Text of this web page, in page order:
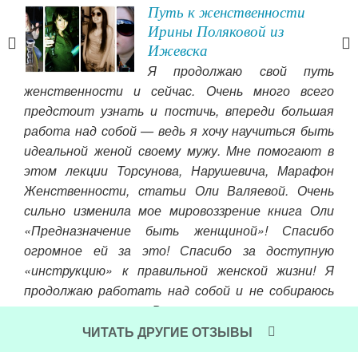
Путь к женственности
Ирины Поляковой из
Ижевска
Я продолжаю свой путь
женственности и сейчас. Очень много всего
предстоит узнать и постичь, впереди большая
работа над собой — ведь я хочу научиться быть
идеальной женой своему мужу. Мне помогают в
этом лекции Торсунова, Нарушевича, Марафон
Женственности, статьи Оли Валяевой. Очень
сильно изменила мое мировоззрение книга Оли
«Предназначение быть женщиной»! Спасибо
огромное ей за это! Спасибо за доступную
«инструкцию» к правильной женской жизни! Я
продолжаю работать над собой и не собираюсь
останавливаться. Всем женщинам накануне
самого женского праздника хочу пожелать быть
ЧИТАТЬ ДРУГИЕ ОТЗЫВЫ